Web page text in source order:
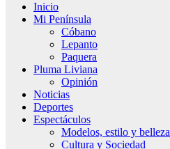
Inicio
Mi Península
Cóbano
Lepanto
Paquera
Pluma Liviana
Opinión
Noticias
Deportes
Espectáculos
Modelos, estilo y belleza
Cultura y Sociedad